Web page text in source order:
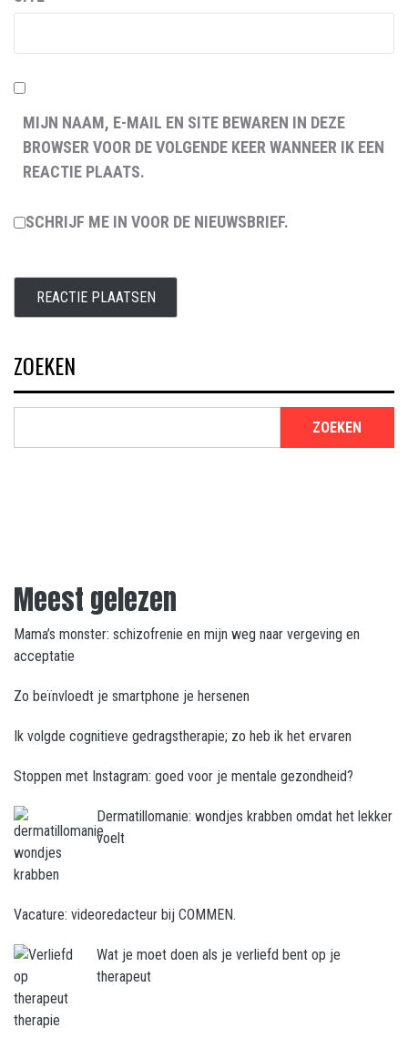
MIJN NAAM, E-MAIL EN SITE BEWAREN IN DEZE
BROWSER VOOR DE VOLGENDE KEER WANNEER IK EEN
REACTIE PLAATS.
SCHRIJF ME IN VOOR DE NIEUWSBRIEF.
ZOEKEN
ZOEKEN
Meest gelezen
Mama’s monster: schizofrenie en mijn weg naar vergeving en
acceptatie
Zo beïnvloedt je smartphone je hersenen
Ik volgde cognitieve gedragstherapie; zo heb ik het ervaren
Stoppen met Instagram: goed voor je mentale gezondheid?
Dermatillomanie: wondjes krabben omdat het lekker
voelt
Vacature: videoredacteur bij COMMEN.
Wat je moet doen als je verliefd bent op je
therapeut